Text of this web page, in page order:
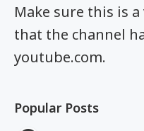
Make sure this is
that the channel
youtube.com.
Popular Posts